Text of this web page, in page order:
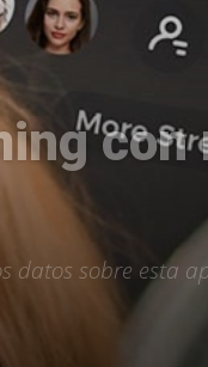
con
sobre esta